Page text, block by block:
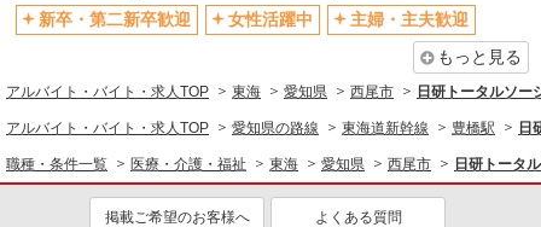
新卒・第二新卒歓迎
女性活躍中
主婦・主夫歓迎
もっと見る
アルバイト・バイト・求人TOP 東海 愛知県 西尾市 日研トータルソ
アルバイト・バイト・求人TOP 愛知県の路線 東海道新幹線 豊橋駅 日
職種・条件一覧 医療・介護・福祉 東海 愛知県 西尾市 日研トータ
掲載ご希望のお客様へ よくある質問